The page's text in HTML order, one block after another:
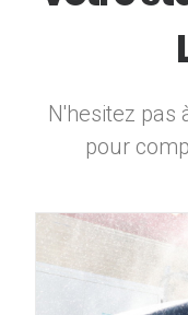
N'hesitez pas
pour